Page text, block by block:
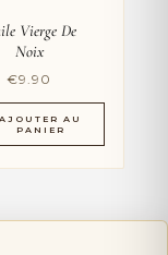
Vierge De
Noix
€9.90
AJOUTER AU
PANIER